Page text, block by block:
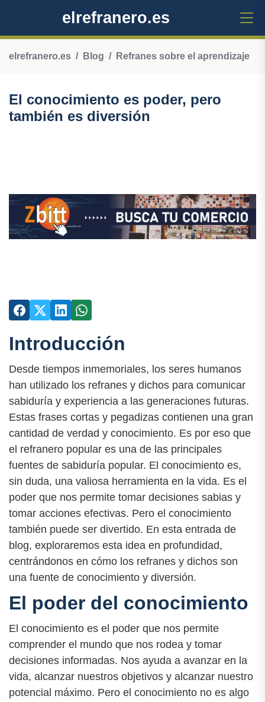
elrefranero.es
elrefranero.es Blog Refranes sobre el aprendizaje
El conocimiento es poder, pero
también es diversión
Introducción
Desde tiempos inmemoriales, los seres humanos
han utilizado los refranes y dichos para comunicar
sabiduría y experiencia a las generaciones futuras.
Estas frases cortas y pegadizas contienen una gran
cantidad de verdad y conocimiento. Es por eso que
el refranero popular es una de las principales
fuentes de sabiduría popular. El conocimiento es,
sin duda, una valiosa herramienta en la vida. Es el
poder que nos permite tomar decisiones sabias y
tomar acciones efectivas. Pero el conocimiento
también puede ser divertido. En esta entrada de
blog, exploraremos esta idea en profundidad,
centrándonos en cómo los refranes y dichos son
una fuente de conocimiento y diversión.
El poder del conocimiento
El conocimiento es el poder que nos permite
comprender el mundo que nos rodea y tomar
decisiones informadas. Nos ayuda a avanzar en la
vida, alcanzar nuestros objetivos y alcanzar nuestro
potencial máximo. Pero el conocimiento no es algo